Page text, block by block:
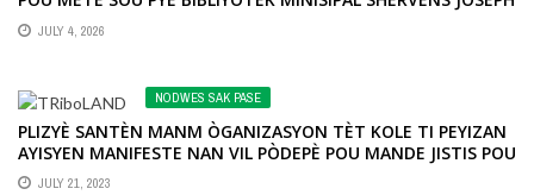
LA JULY 4, 2026
NODWES SAK PASE
PLIZYÈ SANTÈN MANM ÒGANIZASYON TÈT KOLE TI PEYIZAN
AYISYEN MANIFESTE NAN VIL PÒDEPÈ POU MANDE JISTIS POU
139 VIKTIM MASAK JAN RABEL 1987 LA.
JULY 21, 2023